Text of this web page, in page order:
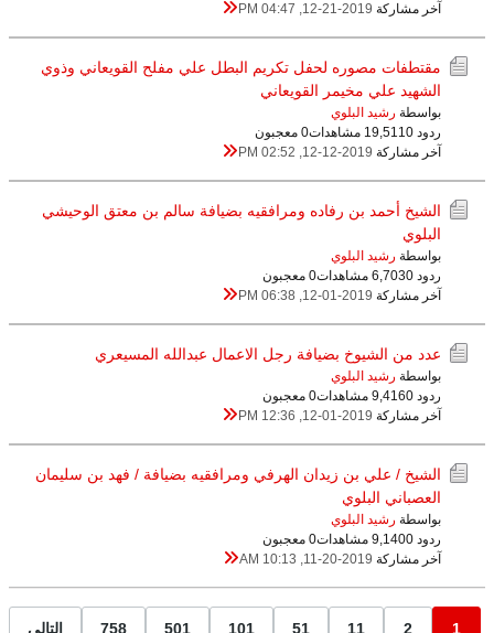
آخر مشاركة 12-21-2019, 04:47 PM
مقتطفات مصوره لحفل تكريم البطل علي مفلح القويعاني وذوي
الشهيد علي مخيمر القويعاني
بواسطة رشيد البلوي
ردود 0
19,511 مشاهدات
0 معجبون
آخر مشاركة 12-12-2019, 02:52 PM
الشيخ أحمد بن رفاده ومرافقيه بضيافة سالم بن معتق الوحيشي
البلوي
بواسطة رشيد البلوي
ردود 0
6,703 مشاهدات
0 معجبون
آخر مشاركة 12-01-2019, 06:38 PM
عدد من الشيوخ بضيافة رجل الاعمال عبدالله المسيعري
بواسطة رشيد البلوي
ردود 0
9,416 مشاهدات
0 معجبون
آخر مشاركة 12-01-2019, 12:36 PM
الشيخ / علي بن زيدان الهرفي ومرافقيه بضيافة / فهد بن سليمان
العصباني البلوي
بواسطة رشيد البلوي
ردود 0
9,140 مشاهدات
0 معجبون
آخر مشاركة 11-20-2019, 10:13 AM
1
2
11
51
101
501
758 التالي